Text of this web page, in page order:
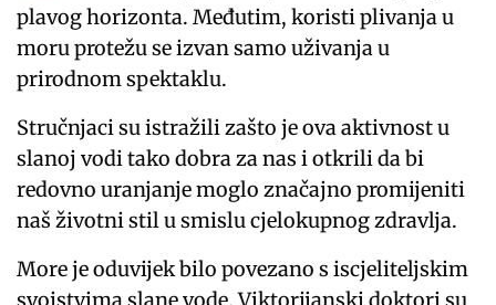
plavog horizonta. Međutim, koristi plivanja u
moru protežu se izvan samo uživanja u
prirodnom spektaklu.
Stručnjaci su istražili zašto je ova aktivnost u
slanoj vodi tako dobra za nas i otkrili da bi
redovno uranjanje moglo značajno promijeniti
naš životni stil u smislu cjelokupnog zdravlja.
More je oduvijek bilo povezano s iscjeliteljskim
svojstvima slane vode. Viktorijanski doktori su